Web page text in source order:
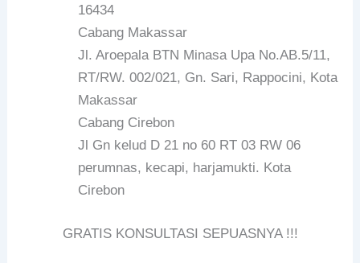
16434
Cabang Makassar
Jl. Aroepala BTN Minasa Upa No.AB.5/11,
RT/RW. 002/021, Gn. Sari, Rappocini, Kota
Makassar
Cabang Cirebon
Jl Gn kelud D 21 no 60 RT 03 RW 06
perumnas, kecapi, harjamukti. Kota
Cirebon
GRATIS KONSULTASI SEPUASNYA !!!